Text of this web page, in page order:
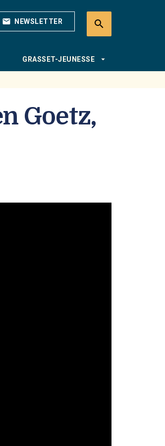
mail NEWSLETTER search
GRASSET-JEUNESSE arrow_drop_down
Goetz,